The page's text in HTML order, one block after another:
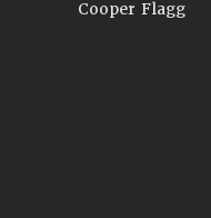
Cooper Flagg